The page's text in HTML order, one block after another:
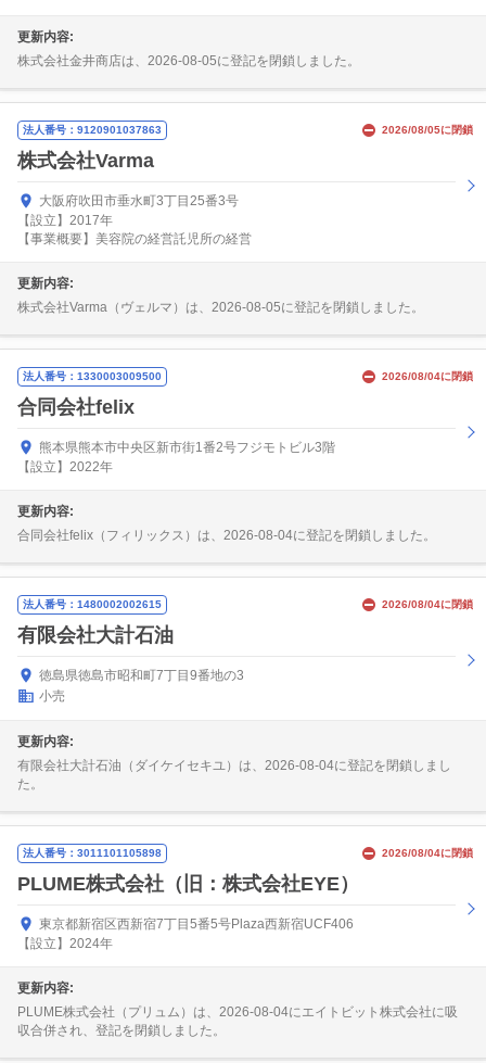
更新内容:
株式会社金井商店は、2026-08-05に登記を閉鎖しました。
法人番号：9120901037863 2026/08/05に閉鎖
株式会社Varma
大阪府吹田市垂水町3丁目25番3号
【設立】2017年
【事業概要】美容院の経営託児所の経営
更新内容:
株式会社Varma（ヴェルマ）は、2026-08-05に登記を閉鎖しました。
法人番号：1330003009500 2026/08/04に閉鎖
合同会社felix
熊本県熊本市中央区新市街1番2号フジモトビル3階
【設立】2022年
更新内容:
合同会社felix（フィリックス）は、2026-08-04に登記を閉鎖しました。
法人番号：1480002002615 2026/08/04に閉鎖
有限会社大計石油
徳島県徳島市昭和町7丁目9番地の3
小売
更新内容:
有限会社大計石油（ダイケイセキユ）は、2026-08-04に登記を閉鎖しまし
た。
法人番号：3011101105898 2026/08/04に閉鎖
PLUME株式会社（旧：株式会社EYE）
東京都新宿区西新宿7丁目5番5号Plaza西新宿UCF406
【設立】2024年
更新内容:
PLUME株式会社（プリュム）は、2026-08-04にエイトビット株式会社に吸
収合併され、登記を閉鎖しました。